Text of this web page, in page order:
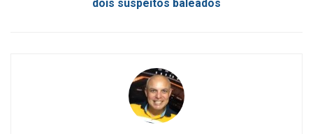
dois suspeitos baleados